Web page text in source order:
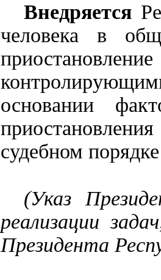
Внедряется
человека в
основании
судебном
(Указ
реализации
Президента